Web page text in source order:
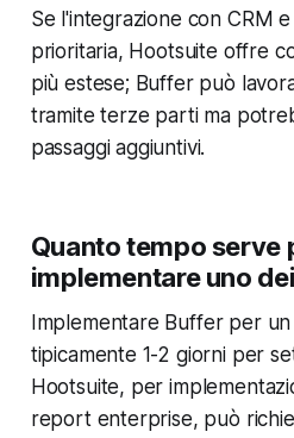
Se l'integrazione con CRM
prioritaria, Hootsuite offre
più estese; Buffer può
tramite terze parti ma
passaggi aggiuntivi.
Quanto tempo serve
implementare uno
Implementare Buffer per
tipicamente 1-2 giorni per
Hootsuite, per
report enterprise, può